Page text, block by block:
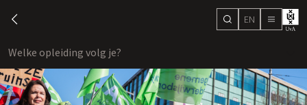
chevron-left search
EN menu
Welke opleiding volg je?